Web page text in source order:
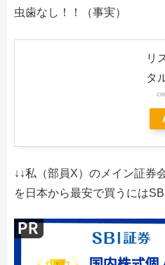
虫歯なし！！（事実）
リ
タ
↓↓私（部員X）のメイン証券
を日本から最安で買うには